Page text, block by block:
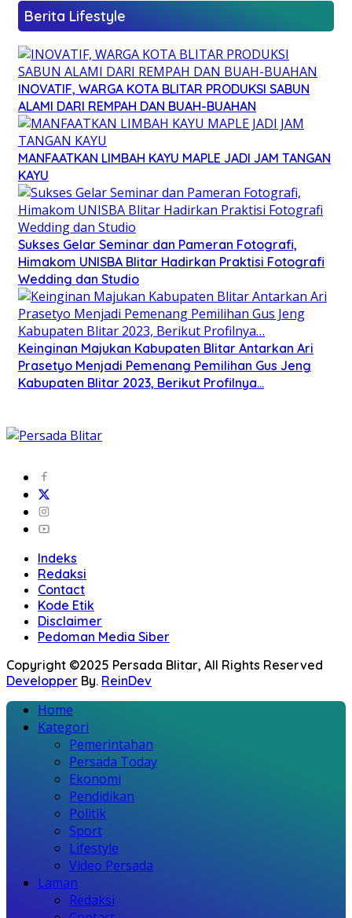
Berita Lifestyle
INOVATIF, WARGA KOTA BLITAR PRODUKSI SABUN
ALAMI DARI REMPAH DAN BUAH-BUAHAN
MANFAATKAN LIMBAH KAYU MAPLE JADI JAM TANGAN
KAYU
Sukses Gelar Seminar dan Pameran Fotografi,
Himakom UNISBA Blitar Hadirkan Praktisi Fotografi
Wedding dan Studio
Keinginan Majukan Kabupaten Blitar Antarkan Ari
Prasetyo Menjadi Pemenang Pemilihan Gus Jeng
Kabupaten Blitar 2023, Berikut Profilnya…
Indeks
Redaksi
Contact
Kode Etik
Disclaimer
Pedoman Media Siber
Copyright ©2025 Persada Blitar, All Rights Reserved
Developper By. ReinDev
Home
Kategori
Pemerintahan
Persada Today
Ekonomi
Pendidikan
Politik
Sport
Lifestyle
Video Persada
Laman
Redaksi